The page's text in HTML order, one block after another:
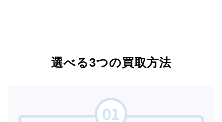
選べる3つの買取方法